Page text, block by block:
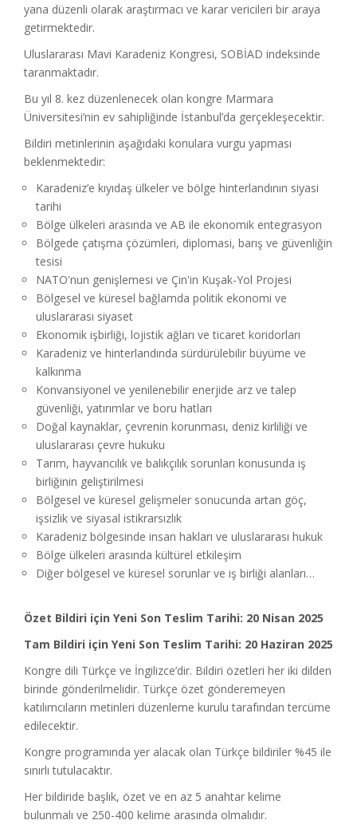
yana düzenli olarak araştırmacı ve karar vericileri bir araya
getirmektedir.
Uluslararası Mavi Karadeniz Kongresi, SOBİAD indeksinde
taranmaktadır.
Bu yıl 8. kez düzenlenecek olan kongre Marmara
Üniversitesi’nin ev sahipliğinde İstanbul’da gerçekleşecektir.
Bildiri metinlerinin aşağıdaki konulara vurgu yapması
beklenmektedir:
Karadeniz’e kıyıdaş ülkeler ve bölge hinterlandının siyasi
tarihi
Bölge ülkeleri arasında ve AB ile ekonomik entegrasyon
Bölgede çatışma çözümleri, diplomasi, barış ve güvenliğin
tesisi
NATO'nun genişlemesi ve Çin'in Kuşak-Yol Projesi
Bölgesel ve küresel bağlamda politik ekonomi ve
uluslararası siyaset
Ekonomik işbirliği, lojistik ağları ve ticaret koridorları
Karadeniz ve hinterlandında sürdürülebilir büyüme ve
kalkınma
Konvansiyonel ve yenilenebilir enerjide arz ve talep
güvenliği, yatırımlar ve boru hatları
Doğal kaynaklar, çevrenin korunması, deniz kirliliği ve
uluslararası çevre hukuku
Tarım, hayvancılık ve balıkçılık sorunları konusunda iş
birliğinin geliştirilmesi
Bölgesel ve küresel gelişmeler sonucunda artan göç,
işsizlik ve siyasal istikrarsızlık
Karadeniz bölgesinde insan hakları ve uluslararası hukuk
Bölge ülkeleri arasında kültürel etkileşim
Diğer bölgesel ve küresel sorunlar ve iş birliği alanları…
Özet Bildiri için Yeni Son Teslim Tarihi: 20 Nisan 2025
Tam Bildiri için Yeni Son Teslim Tarihi: 20 Haziran 2025
Kongre dili Türkçe ve İngilizce’dir. Bildiri özetleri her iki dilden
birinde gönderilmelidir. Türkçe özet gönderemeyen
katılımcıların metinleri düzenleme kurulu tarafından tercüme
edilecektir.
Kongre programında yer alacak olan Türkçe bildiriler %45 ile
sınırlı tutulacaktır.
Her bildiride başlık, özet ve en az 5 anahtar kelime
bulunmalı ve 250-400 kelime arasında olmalıdır.